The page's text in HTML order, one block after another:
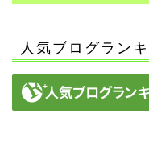
人気ブログラン